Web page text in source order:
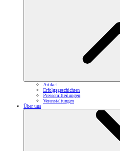
Artikel
Erfolgsgeschichten
Pressemitteilungen
Veranstaltungen
Über uns